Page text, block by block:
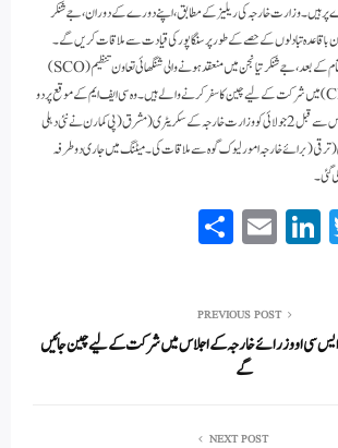
پر ہیں۔ وزارت خارجہ کی ریلیز کے مطابق، اپنے دورے کے دوران، جے شنکر
تبادلوں کے حصے کے طور پر سنگاپور کی قیادت سے ملاقات کریں گے۔
سنگاپور کے اپنے دورے کے اختتام کے بعد، جے شنکر تیانجن میں منعقد ہونے والی شنگھائی تعاون تنظیم (SCO)
وزرائے خارجہ کی کونسل (CFM) میں شرکت کے لیے چین کا سفر کرنے والے ہیں۔ وہ سی ایف ایم کے موقع پر دو
طرفہ ملاقاتیں بھی کریں گے۔ اس سے قبل 2 جولائی کو وزارت خارجہ کے سکریٹری (مشرق( پی کمارن نے نئی دہلی
برائے خارجہ امور لیوک گوہ سے ملاقات کی۔ میٹنگ میں جاری دوطرفہ
گئی۔
T
wi
r
Li
nk
In
E
m
PREVIOUS POST
سی او وزرائے خارجہ کے اجلاس میں شرکت کے لیے چین جائیں
گے
NEXT POST